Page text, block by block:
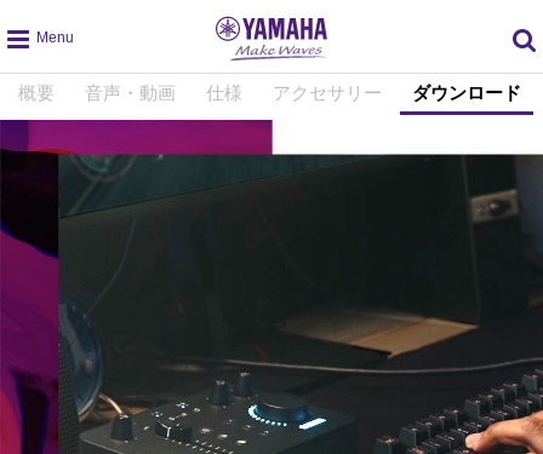
global
navigation
概要 音声・動画 仕様 アクセサリー ダウンロード